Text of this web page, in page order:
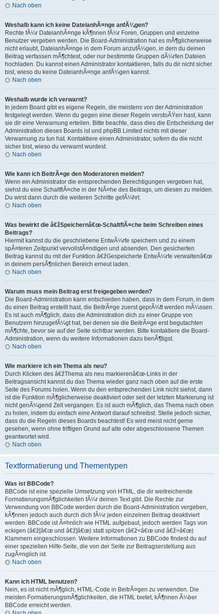
Nach oben
Weshalb kann ich keine DateianhÃ¤nge anfÃ¼gen?
Rechte fÃ¼r DateianhÃ¤nge kÃ¶nnen fÃ¼r Foren, Gruppen und einzelne
Benutzer vergeben werden. Die Board-Administration hat es mÃ¶glicherweise
nicht erlaubt, DateianhÃ¤nge in dem Forum anzufÃ¼gen, in dem du deinen
Beitrag verfassen mÃ¶chtest, oder nur bestimmte Gruppen dÃ¼rfen Dateien
hochladen. Du kannst einen Administrator kontaktieren, falls du dir nicht sicher
bist, wieso du keine DateianhÃ¤nge anfÃ¼gen kannst.
Nach oben
Weshalb wurde ich verwarnt?
In jedem Board gibt es eigene Regeln, die meistens von der Administration
festgelegt werden. Wenn du gegen eine dieser Regeln verstoÃŸen hast, kann
sie dir eine Verwarnung erteilen. Bitte beachte, dass dies die Entscheidung der
Administration dieses Boards ist und phpBB Limited nichts mit dieser
Verwarnung zu tun hat. Kontaktiere einen Administrator, sofern du die nicht
sicher bist, wieso du verwarnt wurdest.
Nach oben
Wie kann ich BeitrÃ¤ge den Moderatoren melden?
Wenn ein Administrator die entsprechenden Berechtigungen vergeben hat,
siehst du eine SchaltflÃ¤che in der NÃ¤he des Beitrags, um diesen zu melden.
Du wirst dann durch die weiteren Schritte gefÃ¼hrt.
Nach oben
Was bewirkt die â€žSpeichernâ€œ-SchaltflÃ¤che beim Schreiben eines
Beitrags?
Hiermit kannst du die geschriebene EntwÃ¼rfe speichern und zu einem
spÃ¤teren Zeitpunkt vervollstÃ¤ndigen und absenden. Den gesicherten
Beitrag kannst du mit der Funktion â€žGespeicherte EntwÃ¼rfe verwaltenâ€œ
in deinem persÃ¶nlichen Bereich erneut laden.
Nach oben
Warum muss mein Beitrag erst freigegeben werden?
Die Board-Administration kann entschieden haben, dass in dem Forum, in dem
du einen Beitrag erstellt hast, die BeitrÃ¤ge zuerst geprÃ¼ft werden mÃ¼ssen.
Es ist auch mÃ¶glich, dass die Administration dich zu einer Gruppe von
Benutzern hinzugefÃ¼gt hat, bei denen sie die BeitrÃ¤ge erst begutachten
mÃ¶chte, bevor sie auf der Seite sichtbar werden. Bitte kontaktiere die Board-
Administration, wenn du weitere Informationen dazu benÃ¶tigst.
Nach oben
Wie markiere ich ein Thema als neu?
Durch Klicken des â€žThema als neu markierenâ€œ-Links in der
Beitragsansicht kannst du das Thema wieder ganz nach oben auf die erste
Seite des Forums holen. Wenn du den entsprechenden Link nicht siehst, dann
ist die Funktion mÃ¶glicherweise deaktiviert oder seit der letzten Markierung ist
nicht genÃ¼gend Zeit vergangen. Es ist auch mÃ¶glich, das Thema nach oben
zu holen, indem du einfach eine Antwort darauf schreibst. Stelle jedoch sicher,
dass du die Regeln dieses Boards beachtest! Es wird meist nicht gerne
gesehen, wenn ohne triftigen Grund auf alte oder abgeschlossene Themen
geantwortet wird.
Nach oben
Textformatierung und Thementypen
Was ist BBCode?
BBCode ist eine spezielle Umsetzung von HTML, die dir weitreichende
FormatierungsmÃ¶glichkeiten fÃ¼r deinen Text gibt. Die Rechte zur
Verwendung von BBCode werden durch die Board-Administration vergeben,
kÃ¶nnen jedoch auch durch dich fÃ¼r jeden einzelnen Beitrag deaktiviert
werden. BBCode ist Ã¤hnlich wie HTML aufgebaut, jedoch werden Tags von
eckigen (â€ž[â€œ und â€ž]â€œ) statt spitzen (â€ž<â€œ und â€ž>â€œ)
Klammern eingeschlossen. Weitere Informationen zu BBCode findest du auf
einer speziellen Hilfe-Seite, die von der Seite zur Beitragserstellung aus
zugÃ¤nglich ist.
Nach oben
Kann ich HTML benutzen?
Nein, es ist nicht mÃ¶glich, HTML-Code in BeitrÃ¤gen zu verwenden. Die
meisten FormatierungsmÃ¶glichkeiten, die HTML bietet, kÃ¶nnen Ã¼ber
BBCode erreicht werden.